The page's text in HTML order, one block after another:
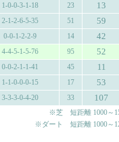
1-0-0-3-1-18 23 13
2-1-2-6-5-35 51 59
0-0-1-2-2-9 14 42
4-4-5-1-5-76 95 52
0-0-2-1-1-41 45 11
1-1-0-0-0-15 17 53
3-3-3-0-4-20 33 107
※芝 短距離 1000～
※ダート 短距離 1000～